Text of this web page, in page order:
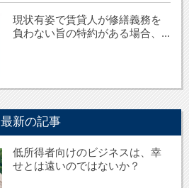
現状有姿で賃貸人が修繕義務を
負わない旨の特約がある場合、...
最新の記事
低所得者向けのビジネスは、幸
せとは遠いのではないか？